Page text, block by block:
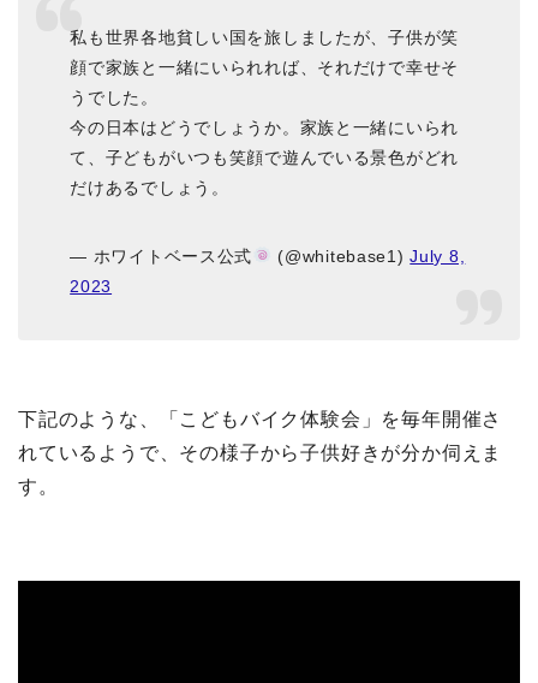
私も世界各地貧しい国を旅しましたが、子供が笑
顔で家族と一緒にいられれば、それだけで幸せそ
うでした。
今の日本はどうでしょうか。家族と一緒にいられ
て、子どもがいつも笑顔で遊んでいる景色がどれ
だけあるでしょう。
— ホワイトベース公式 (@whitebase1)July 8,
2023
下記のような、「こどもバイク体験会」を毎年開催さ
れているようで、その様子から子供好きが分か伺えま
す。